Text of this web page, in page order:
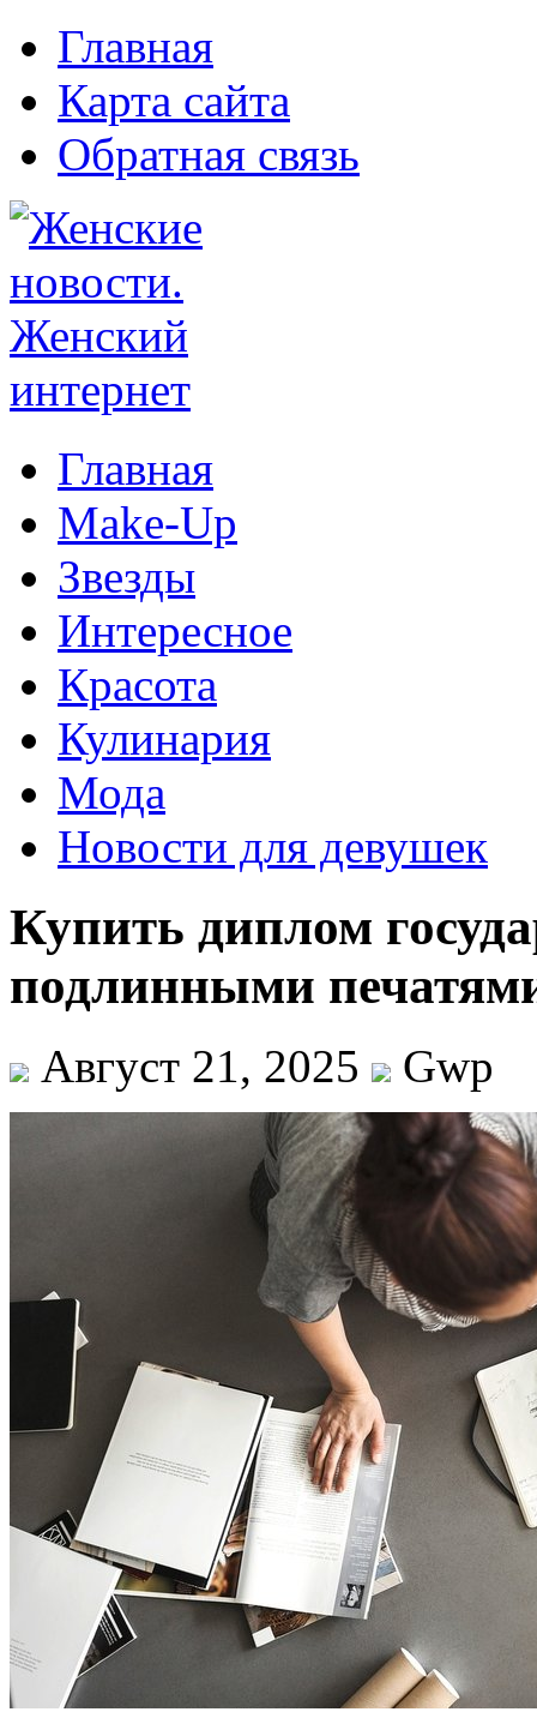
Главная
Карта сайта
Обратная связь
Главная
Make-Up
Звезды
Интересное
Красота
Кулинария
Мода
Новости для девушек
Купить диплом
подлинными
Август 21, 2025 Gwp